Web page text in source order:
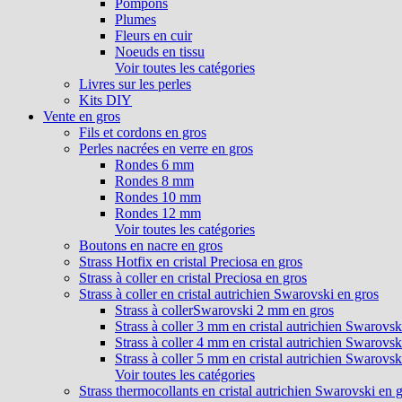
Pompons
Plumes
Fleurs en cuir
Noeuds en tissu
Voir toutes les catégories
Livres sur les perles
Kits DIY
Vente en gros
Fils et cordons en gros
Perles nacrées en verre en gros
Rondes 6 mm
Rondes 8 mm
Rondes 10 mm
Rondes 12 mm
Voir toutes les catégories
Boutons en nacre en gros
Strass Hotfix en cristal Preciosa en gros
Strass à coller en cristal Preciosa en gros
Strass à coller en cristal autrichien Swarovski en gros
Strass à collerSwarovski 2 mm en gros
Strass à coller 3 mm en cristal autrichien
Strass à coller 4 mm en cristal autrichien
Strass à coller 5 mm en cristal autrichien
Voir toutes les catégories
Strass thermocollants en cristal autrichien Swarovski en